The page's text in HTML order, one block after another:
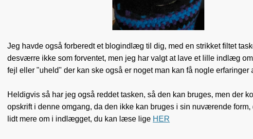
Jeg havde også forberedt et blogindlæg til dig, med en strikket filtet
desværre ikke som forventet, men jeg har valgt at lave et lille indlæg
fejl eller "uheld" der kan ske også er noget man kan få nogle erfaringer
Heldigvis så har jeg også reddet tasken, så den kan bruges, men der
opskrift i denne omgang, da den ikke kan bruges i sin nuværende form,
lidt mere om i indlægget, du kan læse lige HER